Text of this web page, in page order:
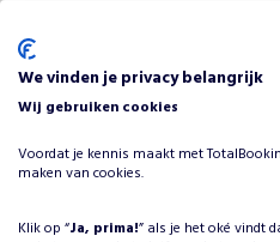
We vinden je privacy belangrijk
Wij gebruiken cookies
Voordat je kennis maakt met
maken van cookies.
Klik op “Ja, prima!” als je het oké vindt